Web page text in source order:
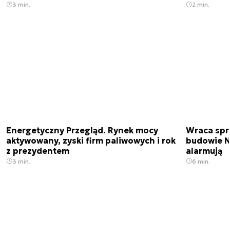
3 min. 2 min.
Energetyczny Przegląd. Rynek mocy
aktywowany, zyski firm paliwowych i rok
z prezydentem
3 min.
Wraca
budowie
alarmują
6 min.